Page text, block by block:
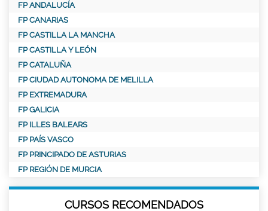
FP ANDALUCÍA
FP CANARIAS
FP CASTILLA LA MANCHA
FP CASTILLA Y LEÓN
FP CATALUÑA
FP CIUDAD AUTONOMA DE MELILLA
FP EXTREMADURA
FP GALICIA
FP ILLES BALEARS
FP PAÍS VASCO
FP PRINCIPADO DE ASTURIAS
FP REGIÓN DE MURCIA
CURSOS RECOMENDADOS